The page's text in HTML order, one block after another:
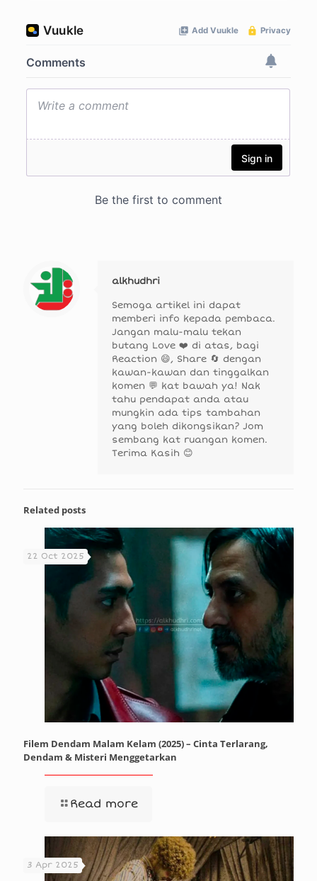
alkhudhri
Semoga artikel ini dapat
memberi info kepada pembaca.
Jangan malu-malu tekan
butang Love ❤️ di atas, bagi
Reaction 😄, Share 🔄 dengan
kawan-kawan dan tinggalkan
komen 💬 kat bawah ya! Nak
tahu pendapat anda atau
mungkin ada tips tambahan
yang boleh dikongsikan? Jom
sembang kat ruangan komen.
Terima Kasih 😊
Related posts
22 Oct 2025
Filem Dendam Malam Kelam (2025) – Cinta Terlarang,
Dendam & Misteri Menggetarkan
Read more
3 Apr 2025